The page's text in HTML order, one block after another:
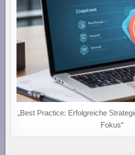
„Best Practice: Erfolgreiche
Fokus“